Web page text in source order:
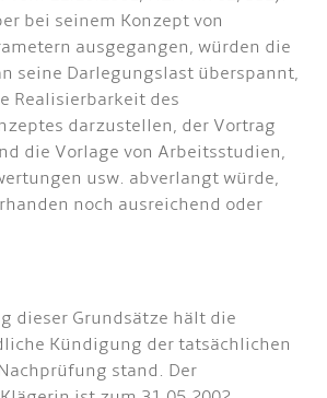
bei seinem Konzept von
ausgegangen, würden die
seine Darlegungslast überspannt,
Realisierbarkeit des
darzustellen, der Vortrag
die Vorlage von Arbeitsstudien,
usw. abverlangt würde,
noch ausreichend oder
dieser Grundsätze hält die
Kündigung der tatsächlichen
stand. Der